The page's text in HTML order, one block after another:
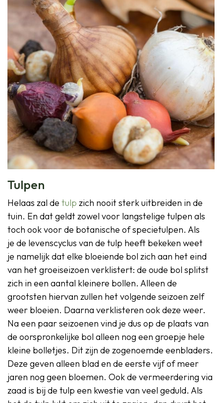
Tulpen
Helaas zal de tulp zich nooit sterk uitbreiden in de
tuin. En dat geldt zowel voor langstelige tulpen als
toch ook voor de botanische of specietulpen. Als
je de levenscyclus van de tulp heeft bekeken weet
je namelijk dat elke bloeiende bol zich aan het eind
van het groeiseizoen verklistert: de oude bol splitst
zich in een aantal kleinere bollen. Alleen de
grootsten hiervan zullen het volgende seizoen zelf
weer bloeien. Daarna verklisteren ook deze weer.
Na een paar seizoenen vind je dus op de plaats van
de oorspronkelijke bol alleen nog een groepje hele
kleine bolletjes. Dit zijn de zogenoemde eenbladers.
Deze geven alleen blad en de eerste vijf of meer
jaren nog geen bloemen. Ook de vermeerdering via
zaad is bij de tulp een kwestie van veel geduld. Als